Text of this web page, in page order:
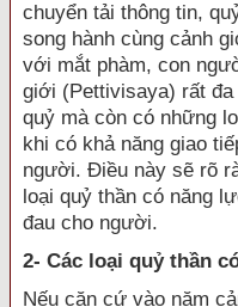
chuyển tải thông tin,
song hành cùng cảnh
với mắt phàm, con
giới (Pettivisaya) rất đa
quỷ mà còn có những
khi có khả năng giao
người. Điều này sẽ rõ
loại quỷ thần có năng
đau cho người.
2- Các loại quỷ thần
Nếu căn cứ vào năm